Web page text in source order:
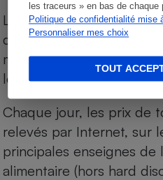
les traceurs » en bas de chaque
Politique de confidentialité mise
Personnaliser mes choix
TOUT
Les comparaisons sont
des produits des
marques de
leurs équivalents chez
Chaque jour, les prix de
relevés par Internet, sur
principales enseignes
alimentaire (hors hard